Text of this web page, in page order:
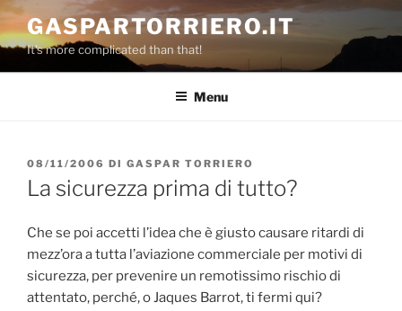
Salta
al
contenuto
GASPARTORRIERO.IT
It's more complicated than that!
Menu
PUBBLICATO
IL
08/11/2006 DI GASPAR TORRIERO
La sicurezza prima di tutto?
Che se poi accetti l’idea che è giusto causare ritardi di
mezz’ora a tutta l’aviazione commerciale per motivi di
sicurezza, per prevenire un remotissimo rischio di
attentato, perché, o Jaques Barrot, ti fermi qui?